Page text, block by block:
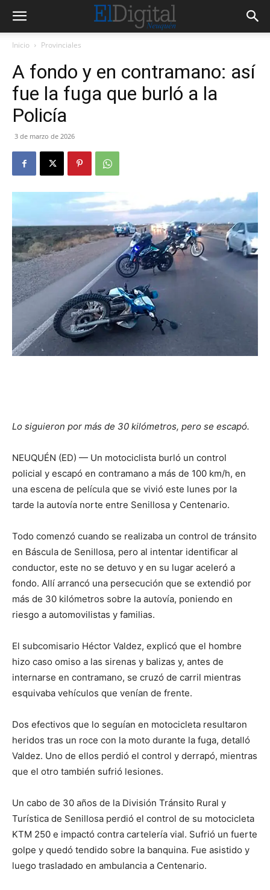
Inicio Provinciales
A fondo y en contramano: así
fue la fuga que burló a la
Policía
3 de marzo de 2026
Lo siguieron por más de 30 kilómetros, pero se escapó.
NEUQUÉN (ED) — Un motociclista burló un control
policial y escapó en contramano a más de 100 km/h, en
una escena de película que se vivió este lunes por la
tarde la autovía norte entre Senillosa y Centenario.
Todo comenzó cuando se realizaba un control de tránsito
en Báscula de Senillosa, pero al intentar identificar al
conductor, este no se detuvo y en su lugar aceleró a
fondo. Allí arrancó una persecución que se extendió por
más de 30 kilómetros sobre la autovía, poniendo en
riesgo a automovilistas y familias.
El subcomisario Héctor Valdez, explicó que el hombre
hizo caso omiso a las sirenas y balizas y, antes de
internarse en contramano, se cruzó de carril mientras
esquivaba vehículos que venían de frente.
Dos efectivos que lo seguían en motocicleta resultaron
heridos tras un roce con la moto durante la fuga, detalló
Valdez. Uno de ellos perdió el control y derrapó, mientras
que el otro también sufrió lesiones.
Un cabo de 30 años de la División Tránsito Rural y
Turística de Senillosa perdió el control de su motocicleta
KTM 250 e impactó contra cartelería vial. Sufrió un fuerte
golpe y quedó tendido sobre la banquina. Fue asistido y
luego trasladado en ambulancia a Centenario.